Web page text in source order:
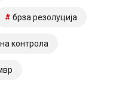
брза резолуција
контрола